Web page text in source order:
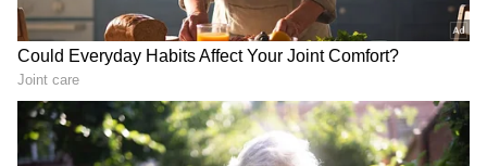
அதிர்ச்சியை ஏற்படுத்தியது. இந்த
நிலையில் ஆளுநர் ரவியின் பேச்சைக்
கண்டித்தும், நீட் தேர்வுக்கு விலக்களிக்க
கோரியும் திமுக சார்பாக வருகின்ற 20ஆம்
தேதி தமிழக முழுவதும் உண்ணாவிரதப்
TVK Budget: இது பட்ஜெட்
இல்ல, வெறும் ஸ்டிக்கர்
Udhayanidhi:
உதயநிதியை பத்தி